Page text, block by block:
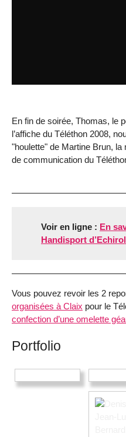
En fin de soirée, Thomas, le
l’affiche du Téléthon 2008,
"houlette" de Martine Brun, la
de communication du
Voir en ligne : En
Handisport
Vous pouvez revoir les 2
organisées à Claix pour le
confection d’une omelette
Portfolio